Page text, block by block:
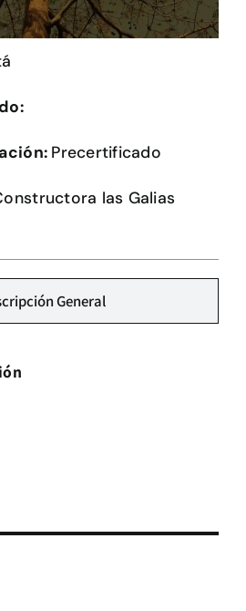
Precertificado
las Galias
General